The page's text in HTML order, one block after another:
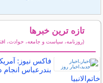
تازه ترین خبرها
(روزنامه، سیاست و جامعه، حوادث،
فاکس نیوز:
بندرعباس
خاتم‌الانبیا